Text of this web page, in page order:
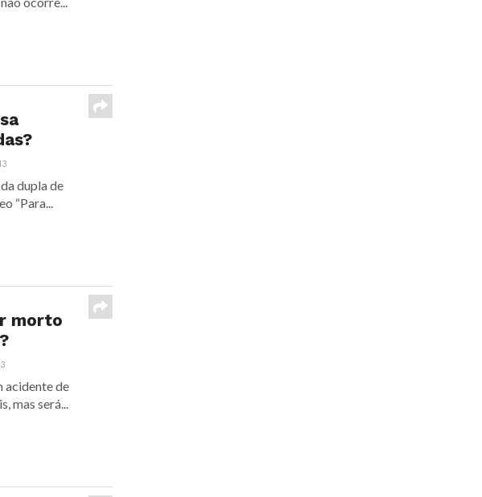
dupla de
“Para...
morto
acidente de
mas será...